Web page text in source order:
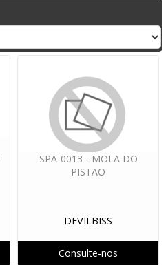
SPA-0013 - MOLA DO
PISTAO
DEVILBISS
Consulte-nos